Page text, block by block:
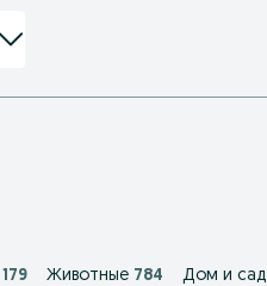
179 Животные 784 Дом и сад